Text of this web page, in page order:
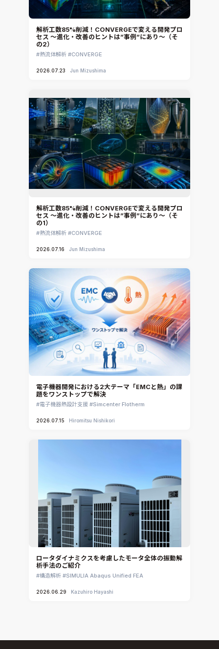
解析工数85%削減！CONVERGEで変える開発プロ
セス ～進化・改善のヒントは”事例”にあり～（そ
の2）
熱流体解析 CONVERGE
2026.07.23 Jun Mizushima
解析工数85%削減！CONVERGEで変える開発プロ
セス ～進化・改善のヒントは”事例”にあり～（そ
の1）
熱流体解析 CONVERGE
2026.07.16 Jun Mizushima
電子機器開発における2大テーマ「EMCと熱」の課
題をワンストップで解決
電子機器熱設計支援 Simcenter Flotherm
2026.07.15 Hiromitsu Nishikori
ロータダイナミクスを考慮したモータ全体の振動解
析手法のご紹介
構造解析 SIMULIA Abaqus Unified FEA
2026.06.29 Kazuhiro Hayashi